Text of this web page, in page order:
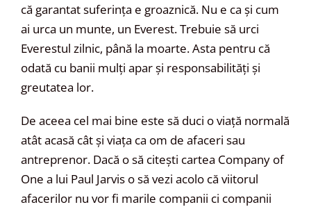
că garantat suferința e groaznică. Nu e ca și cum
ai urca un munte, un Everest. Trebuie să urci
Everestul zilnic, până la moarte. Asta pentru că
odată cu banii mulți apar și responsabilități și
greutatea lor.
De aceea cel mai bine este să duci o viață normală
atât acasă cât și viața ca om de afaceri sau
antreprenor. Dacă o să citești cartea Company of
One a lui Paul Jarvis o să vezi acolo că viitorul
afacerilor nu vor fi marile companii ci companii